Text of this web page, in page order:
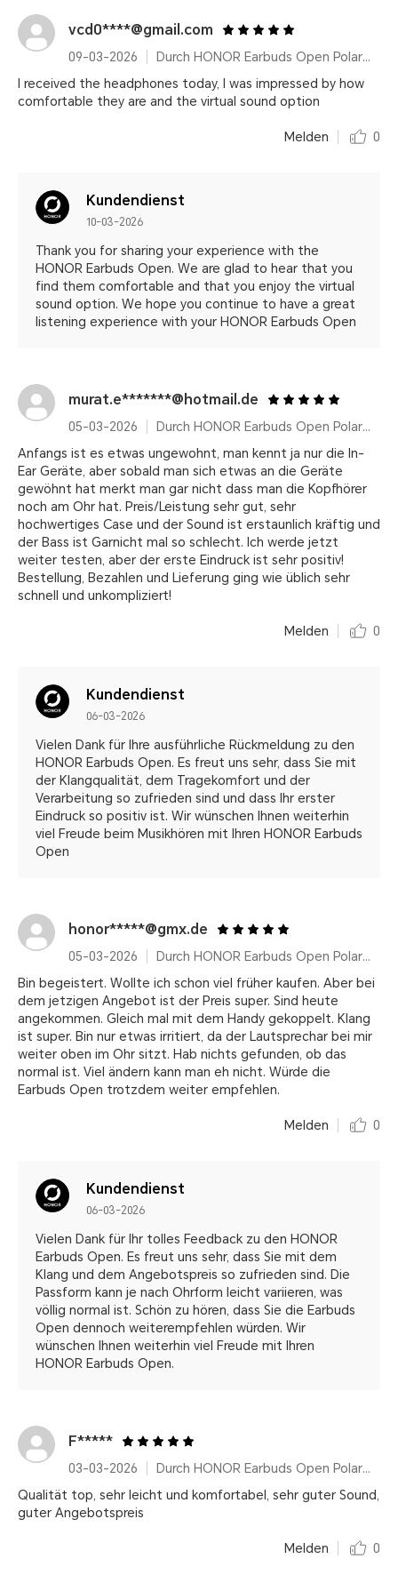
vcd0****@gmail.com
09-03-2026
Durch HONOR Earbuds Open Polar Gold
I received the headphones today, I was impressed by how
comfortable they are and the virtual sound option
Melden 0
Kundendienst
10-03-2026
Thank you for sharing your experience with the
HONOR Earbuds Open. We are glad to hear that you
find them comfortable and that you enjoy the virtual
sound option. We hope you continue to have a great
listening experience with your HONOR Earbuds Open
murat.e*******@hotmail.de
05-03-2026
Durch HONOR Earbuds Open Polar Gold
Anfangs ist es etwas ungewohnt, man kennt ja nur die In-
Ear Geräte, aber sobald man sich etwas an die Geräte
gewöhnt hat merkt man gar nicht dass man die Kopfhörer
noch am Ohr hat. Preis/Leistung sehr gut, sehr
hochwertiges Case und der Sound ist erstaunlich kräftig und
der Bass ist Garnicht mal so schlecht. Ich werde jetzt
weiter testen, aber der erste Eindruck ist sehr positiv!
Bestellung, Bezahlen und Lieferung ging wie üblich sehr
schnell und unkompliziert!
Melden 0
Kundendienst
06-03-2026
Vielen Dank für Ihre ausführliche Rückmeldung zu den
HONOR Earbuds Open. Es freut uns sehr, dass Sie mit
der Klangqualität, dem Tragekomfort und der
Verarbeitung so zufrieden sind und dass Ihr erster
Eindruck so positiv ist. Wir wünschen Ihnen weiterhin
viel Freude beim Musikhören mit Ihren HONOR Earbuds
Open
honor*****@gmx.de
05-03-2026
Durch HONOR Earbuds Open Polar Gold
Bin begeistert. Wollte ich schon viel früher kaufen. Aber bei
dem jetzigen Angebot ist der Preis super. Sind heute
angekommen. Gleich mal mit dem Handy gekoppelt. Klang
ist super. Bin nur etwas irritiert, da der Lautsprechar bei mir
weiter oben im Ohr sitzt. Hab nichts gefunden, ob das
normal ist. Viel ändern kann man eh nicht. Würde die
Earbuds Open trotzdem weiter empfehlen.
Melden 0
Kundendienst
06-03-2026
Vielen Dank für Ihr tolles Feedback zu den HONOR
Earbuds Open. Es freut uns sehr, dass Sie mit dem
Klang und dem Angebotspreis so zufrieden sind. Die
Passform kann je nach Ohrform leicht variieren, was
völlig normal ist. Schön zu hören, dass Sie die Earbuds
Open dennoch weiterempfehlen würden. Wir
wünschen Ihnen weiterhin viel Freude mit Ihren
HONOR Earbuds Open.
F*****
03-03-2026
Durch HONOR Earbuds Open Polar Gold
Qualität top, sehr leicht und komfortabel, sehr guter Sound,
guter Angebotspreis
Melden 0